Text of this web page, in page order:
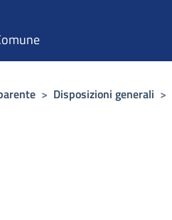
> Disposizioni generali >